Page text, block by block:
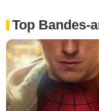
Top Bandes-